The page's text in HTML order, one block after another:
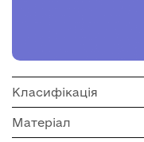
Класифікація
Матеріал